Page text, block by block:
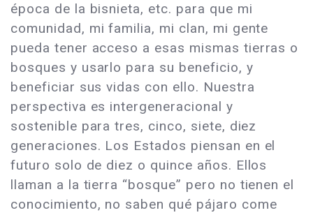
época de la bisnieta, etc. para que mi
comunidad, mi familia, mi clan, mi gente
pueda tener acceso a esas mismas tierras o
bosques y usarlo para su beneficio, y
beneficiar sus vidas con ello. Nuestra
perspectiva es intergeneracional y
sostenible para tres, cinco, siete, diez
generaciones. Los Estados piensan en el
futuro solo de diez o quince años. Ellos
llaman a la tierra “bosque” pero no tienen el
conocimiento, no saben qué pájaro come